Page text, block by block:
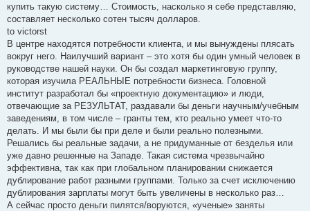
купить такую систему… Стоимость, насколько я себе представляю,
составляет несколько сотен тысяч долларов.
to victorst
В центре находятся потребности клиента, и мы вынуждены плясать
вокруг него. Наилучший вариант – это хотя бы один умный человек в
руководстве нашей науки. Он бы создал маркетинговую группу,
которая изучила РЕАЛЬНЫЕ потребности бизнеса. Головной
институт разработал бы «проектную документацию» и люди,
отвечающие за РЕЗУЛЬТАТ, раздавали бы деньги научным/учебным
заведениям, в том числе – гранты тем, кто реально умеет что-то
делать. И мы были бы при деле и были реально полезными.
Решались бы реальные задачи, а не придуманные от безделья или
уже давно решенные на Западе. Такая система чрезвычайно
эффективна, так как при глобальном планировании снижается
дублирование работ разными группами. Только за счет исключению
дублирования зарплаты могут быть увеличены в несколько раз…
А сейчас просто деньги пилятся/воруются, «ученые» заняты